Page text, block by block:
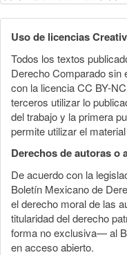
Uso de licencias
Todos los textos
Derecho Comparado sin
con la licencia CC BY-
terceros utilizar lo
del trabajo y la primera
permite utilizar el
Derechos de autoras o
De acuerdo con la
Boletín Mexicano de
el derecho moral de las
titularidad del derecho
forma no exclusiva— al
en acceso abierto.